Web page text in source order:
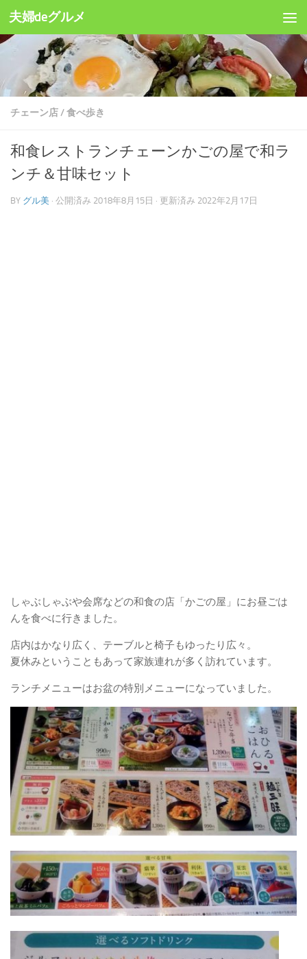
コンテンツへスキップ
夫婦deグルメ
チェーン店/食べ歩き
和食レストランチェーンかごの屋で和ラ
ンチ＆甘味セット
BY グル美 · 公開済み 2018年8月15日 · 更新済み 2022年2月17日
しゃぶしゃぶや会席などの和食の店「かごの屋」にお昼ごは
んを食べに行きました。
店内はかなり広く、テーブルと椅子もゆったり広々。
夏休みということもあって家族連れが多く訪れています。
ランチメニューはお盆の特別メニューになっていました。